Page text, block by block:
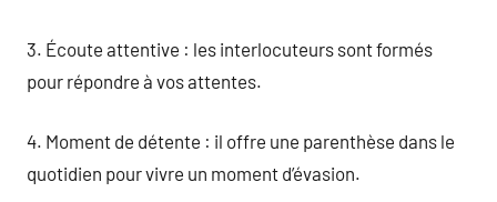
3. Écoute attentive : les interlocuteurs sont formés
pour répondre à vos attentes.
4. Moment de détente : il offre une parenthèse dans le
quotidien pour vivre un moment d’évasion.